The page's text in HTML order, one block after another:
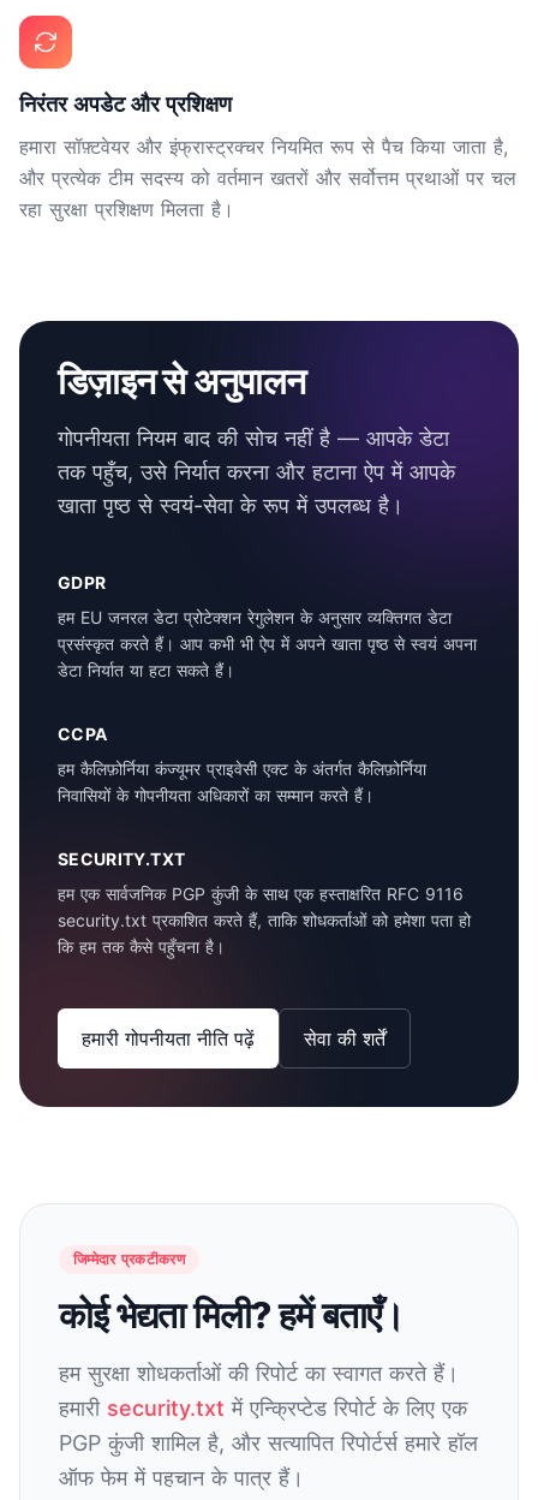
निरंतर अपडेट और प्रशिक्षण
हमारा सॉफ़्टवेयर और इंफ्रास्ट्रक्चर नियमित रूप से पैच किया जाता है,
और प्रत्येक टीम सदस्य को वर्तमान खतरों और सर्वोत्तम प्रथाओं पर चल
रहा सुरक्षा प्रशिक्षण मिलता है।
डिज़ाइन से अनुपालन
गोपनीयता नियम बाद की सोच नहीं है — आपके डेटा
तक पहुँच, उसे निर्यात करना और हटाना ऐप में आपके
खाता पृष्ठ से स्वयं-सेवा के रूप में उपलब्ध है।
GDPR
हम EU जनरल डेटा प्रोटेक्शन रेगुलेशन के अनुसार व्यक्तिगत डेटा
प्रसंस्कृत करते हैं। आप कभी भी ऐप में अपने खाता पृष्ठ से स्वयं अपना
डेटा निर्यात या हटा सकते हैं।
CCPA
हम कैलिफ़ोर्निया कंज्यूमर प्राइवेसी एक्ट के अंतर्गत कैलिफ़ोर्निया
निवासियों के गोपनीयता अधिकारों का सम्मान करते हैं।
SECURITY.TXT
हम एक सार्वजनिक PGP कुंजी के साथ एक हस्ताक्षरित RFC 9116
security.txt प्रकाशित करते हैं, ताकि शोधकर्ताओं को हमेशा पता हो
कि हम तक कैसे पहुँचना है।
हमारी गोपनीयता नीति पढ़ें सेवा की शर्तें
जिम्मेदार प्रकटीकरण
कोई भेद्यता मिली? हमें बताएँ।
हम सुरक्षा शोधकर्ताओं की रिपोर्ट का स्वागत करते हैं।
हमारी security.txt में एन्क्रिप्टेड रिपोर्ट के लिए एक
PGP कुंजी शामिल है, और सत्यापित रिपोर्टर्स हमारे हॉल
ऑफ फेम में पहचान के पात्र हैं।